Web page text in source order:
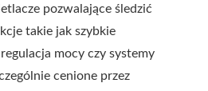
pozwalające śledzić
takie jak szybkie
mocy czy systemy
cenione przez